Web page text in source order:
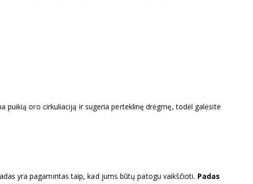
puikią oro cirkuliaciją ir sugeria perteklinę drėgmę, todėl galėsite
yra pagamintas taip, kad jums būtų patogu vaikščioti. Padas